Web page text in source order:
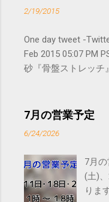
2/19/2015
One day tweet -
Feb 2015 05:07 PM
砂『骨盤ストレッチ
subscribed to email
ンディショニング
Email delivery
Amphitheatre
United States
7月の営業予定
6/24/2026
7月
(土)
りま